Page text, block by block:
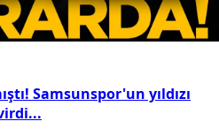
Samsunspor'un yıldızı